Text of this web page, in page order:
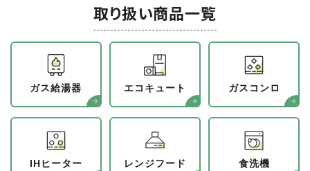
取り扱い商品一覧
ガス給湯器 エコキュート ガスコンロ
IHヒーター レンジフード 食洗機